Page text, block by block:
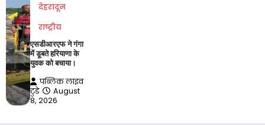
देहरादून
राष्ट्रीय
एसडीआरएफ ने गंगा
में डूबते हरियाणा के
युवक को बचाया।
पब्लिक लाइव
टुडे
August
8, 2026